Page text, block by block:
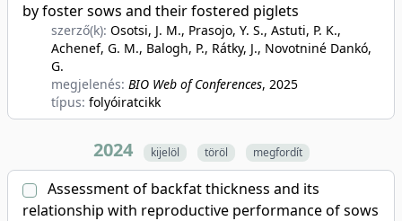
by foster sows and their fostered piglets
szerző(k): Osotsi, J. M., Prasojo, Y. S., Astuti, P. K.,
Achenef, G. M., Balogh, P., Rátky, J., Novotniné Dankó,
G.
megjelenés: BIO Web of Conferences, 2025
típus: folyóiratcikk
2024 kijelöl töröl megfordít
Assessment of backfat thickness and its
relationship with reproductive performance of sows